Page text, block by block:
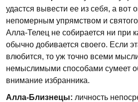
удастся вывести ее из себя, а вот
непомерным упрямством и святого
Алла-Телец не собирается ни при
обычно добивается своего. Если
влюбится, то уж точно всеми
немыслимыми способами сумеет
внимание избранника.
Алла-Близнецы: личность